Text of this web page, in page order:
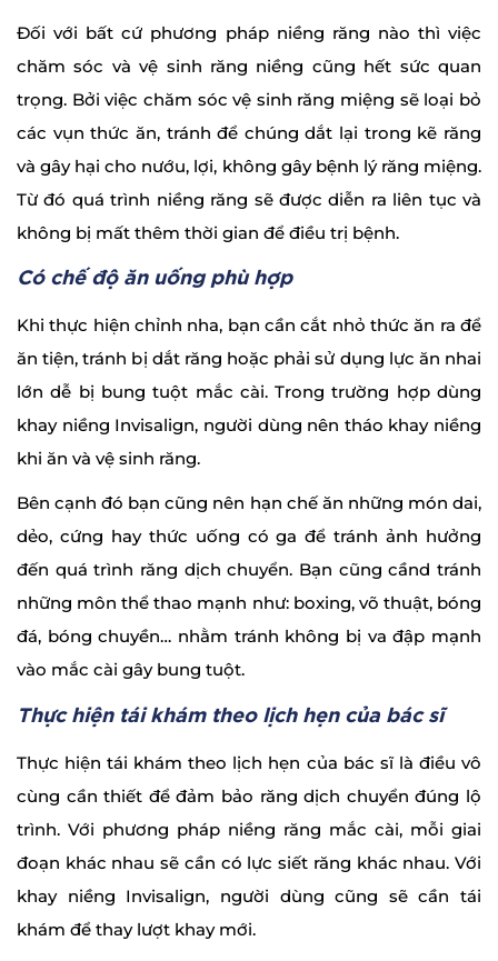
Đối với bất cứ phương pháp niềng răng nào thì việc
chăm sóc và vệ sinh răng niềng cũng hết sức quan
trọng. Bởi việc chăm sóc vệ sinh răng miệng sẽ loại bỏ
các vụn thức ăn, tránh để chúng dắt lại trong kẽ răng
và gây hại cho nướu, lợi, không gây bệnh lý răng miệng.
Từ đó quá trình niềng răng sẽ được diễn ra liên tục và
không bị mất thêm thời gian để điều trị bệnh.
Có chế độ ăn uống phù hợp
Khi thực hiện chỉnh nha, bạn cần cắt nhỏ thức ăn ra để
ăn tiện, tránh bị dắt răng hoặc phải sử dụng lực ăn nhai
lớn dễ bị bung tuột mắc cài. Trong trường hợp dùng
khay niềng Invisalign, người dùng nên tháo khay niềng
khi ăn và vệ sinh răng.
Bên cạnh đó bạn cũng nên hạn chế ăn những món dai,
dẻo, cứng hay thức uống có ga để tránh ảnh hưởng
đến quá trình răng dịch chuyển. Bạn cũng cầnd tránh
những môn thể thao mạnh như: boxing, võ thuật, bóng
đá, bóng chuyền… nhằm tránh không bị va đập mạnh
vào mắc cài gây bung tuột.
Thực hiện tái khám theo lịch hẹn của bác sĩ
Thực hiện tái khám theo lịch hẹn của bác sĩ là điều vô
cùng cần thiết để đảm bảo răng dịch chuyển đúng lộ
trình. Với phương pháp niềng răng mắc cài, mỗi giai
đoạn khác nhau sẽ cần có lực siết răng khác nhau. Với
khay niềng Invisalign, người dùng cũng sẽ cần tái
khám để thay lượt khay mới.